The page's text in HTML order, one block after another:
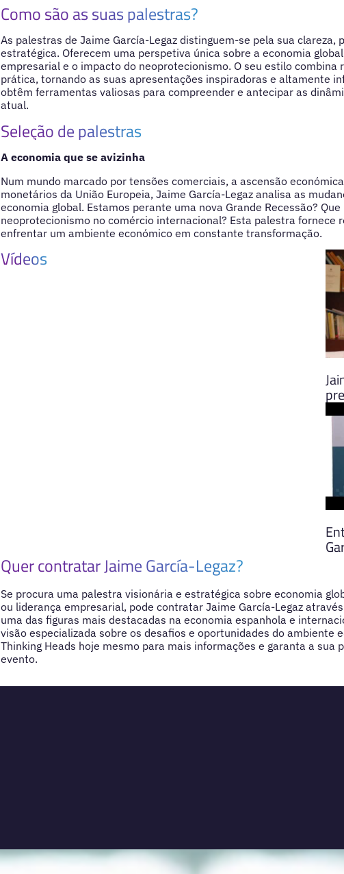
Como são as suas palestras?
As palestras de Jaime García-Legaz distinguem-se pela sua clareza,
estratégica. Oferecem uma perspetiva única sobre a economia
empresarial e o impacto do neoprotecionismo. O seu estilo combina
prática, tornando as suas apresentações inspiradoras e altamente
obtêm ferramentas valiosas para compreender e antecipar as
atual.
Seleção de palestras
A economia que se avizinha
Num mundo marcado por tensões comerciais, a ascensão
monetários da União Europeia, Jaime García-Legaz analisa as
economia global. Estamos perante uma nova Grande Recessão?
neoprotecionismo no comércio internacional? Esta palestra fornece
enfrentar um ambiente económico em constante transformação.
Vídeos
Quer contratar Jaime García-Legaz?
Se procura uma palestra visionária e estratégica sobre economia
ou liderança empresarial, pode contratar Jaime García-Legaz
uma das figuras mais destacadas na economia espanhola e
visão especializada sobre os desafios e oportunidades do ambiente
Thinking Heads hoje mesmo para mais informações e garanta a sua
evento.